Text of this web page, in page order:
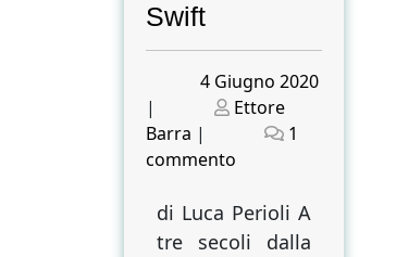
Swift
Posted
on
4 Giugno 2020
|
Posted
Ettore
Barra |
1
commento
modesta
proposta.
di Luca Perioli A
tre secoli dalla